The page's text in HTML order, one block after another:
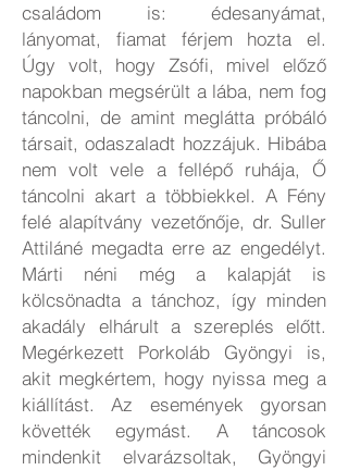
családom is: édesanyámat,
lányomat, fiamat férjem hozta el.
Úgy volt, hogy Zsófi, mivel előző
napokban megsérült a lába, nem fog
táncolni, de amint meglátta próbáló
társait, odaszaladt hozzájuk. Hibába
nem volt vele a fellépő ruhája, Ő
táncolni akart a többiekkel. A Fény
felé alapítvány vezetőnője, dr. Suller
Attiláné megadta erre az engedélyt.
Márti néni még a kalapját is
kölcsönadta a tánchoz, így minden
akadály elhárult a szereplés előtt.
Megérkezett Porkoláb Gyöngyi is,
akit megkértem, hogy nyissa meg a
kiállítást. Az események gyorsan
követték egymást. A táncosok
mindenkit elvarázsoltak, Gyöngyi